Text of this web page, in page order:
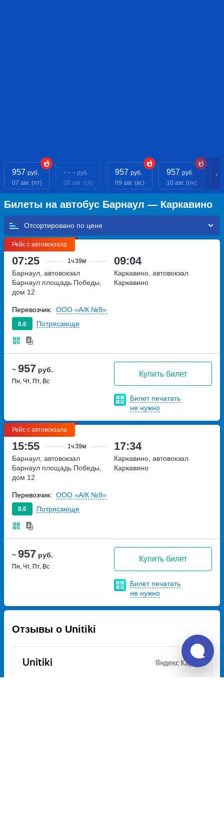
957 руб.
07 авг. (пт)
- - - руб.
08 авг. (сб)
957 руб.
09 авг. (вс)
957 руб.
10 авг. (пн)
Билеты на автобус Барнаул — Каркавино
Отсортировано по
Рейс с автовокзала
07:25 1ч39м 09:04
~ 957 руб.
Пн, Чт, Пт, Вс
Купить билет
Билет печатать
не нужно
Барнаул, автовокзал
Барнаул площадь Победы,
дом 12
Каркавино, автовокзал
Каркавино
8.6 Потрясающе
Перевозчик: ООО «А/К №9»
Рейс с автовокзала
15:55 1ч39м 17:34
~ 957 руб.
Пн, Чт, Пт, Вс
Купить билет
Билет печатать
не нужно
Барнаул, автовокзал
Барнаул площадь Победы,
дом 12
Каркавино, автовокзал
Каркавино
8.6 Потрясающе
Перевозчик: ООО «А/К №9»
Отзывы о Unitiki